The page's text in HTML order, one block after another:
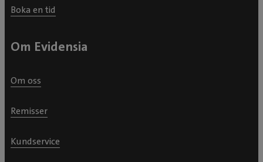
Boka en tid
Om Evidensia
Om oss
Remisser
Kundservice